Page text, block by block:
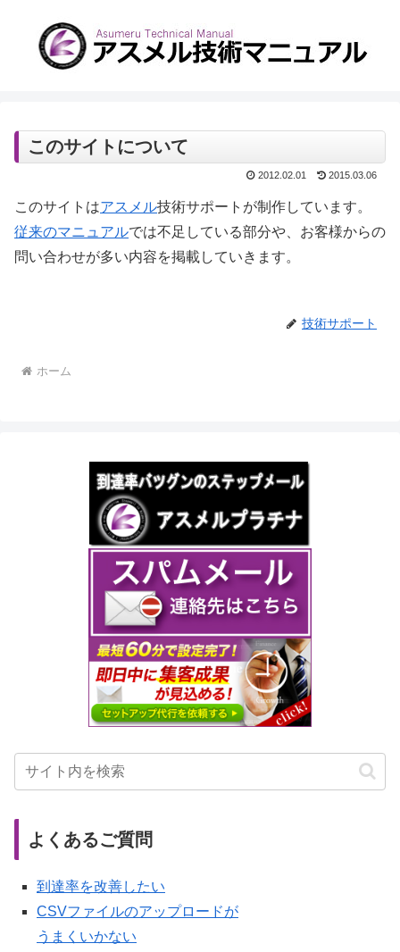
このサイトについて
2012.02.01 2015.03.06
このサイトはアスメル技術サポートが制作しています。
従来のマニュアルでは不足している部分や、お客様からの
問い合わせが多い内容を掲載していきます。
技術サポート
ホーム
よくあるご質問
到達率を改善したい
CSVファイルのアップロードが
うまくいかない